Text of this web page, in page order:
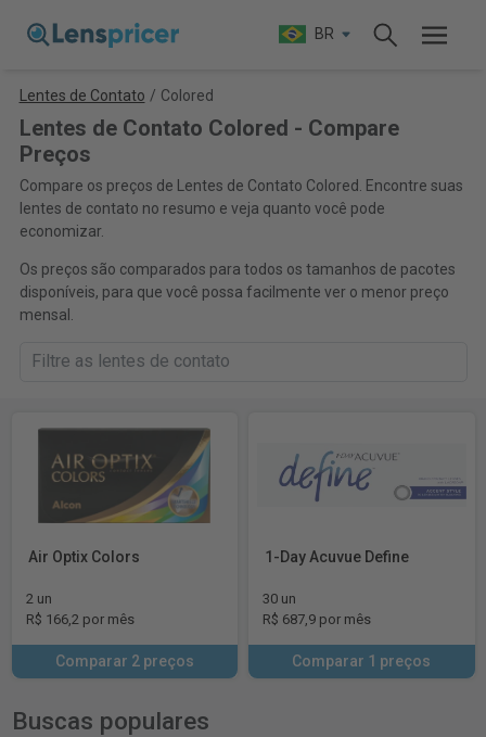
BR
Lentes de Contato / Colored
Lentes de Contato Colored - Compare
Preços
Compare os preços de Lentes de Contato Colored. Encontre suas
lentes de contato no resumo e veja quanto você pode
economizar.
Os preços são comparados para todos os tamanhos de pacotes
disponíveis, para que você possa facilmente ver o menor preço
mensal.
Air Optix Colors
2 un
R$ 166,2 por mês
Comparar 2 preços
1-Day Acuvue Define
30 un
R$ 687,9 por mês
Comparar 1 preços
Buscas populares